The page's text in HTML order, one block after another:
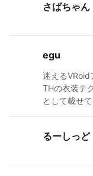
さばちゃん
egu
迷えるVRoid
THの衣装テ
として載せ
るーしっど